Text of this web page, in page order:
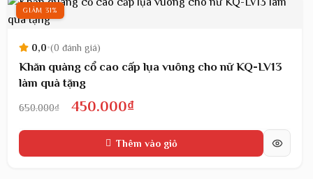
450.000₫.
GIẢM 31%
0,0•(0 đánh giá)
Khăn quàng cổ cao cấp lụa vuông cho nữ KQ-LV13
làm quà tặng
650.000₫
Giá
gốc
450.000₫Giá
hiện
tại
Thêm vào giỏ